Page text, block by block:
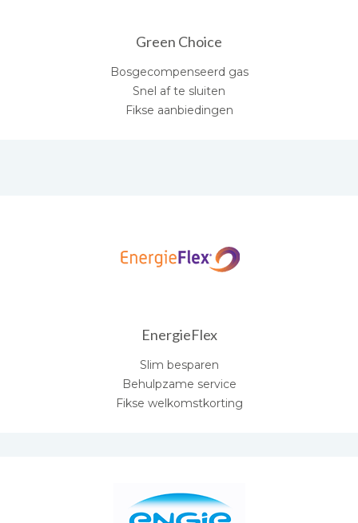
Green Choice
Bosgecompenseerd gas
Snel af te sluiten
Fikse aanbiedingen
EnergieFlex
Slim besparen
Behulpzame service
Fikse welkomstkorting